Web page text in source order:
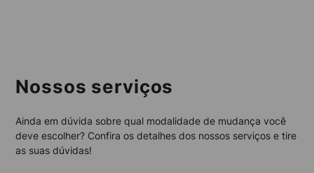
Nossos serviços
Ainda em dúvida sobre qual modalidade de mudança você
deve escolher? Confira os detalhes dos nossos serviços e tire
as suas dúvidas!